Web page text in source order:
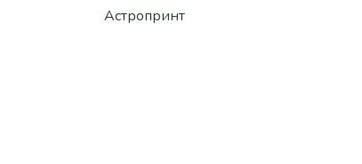
Астропринт